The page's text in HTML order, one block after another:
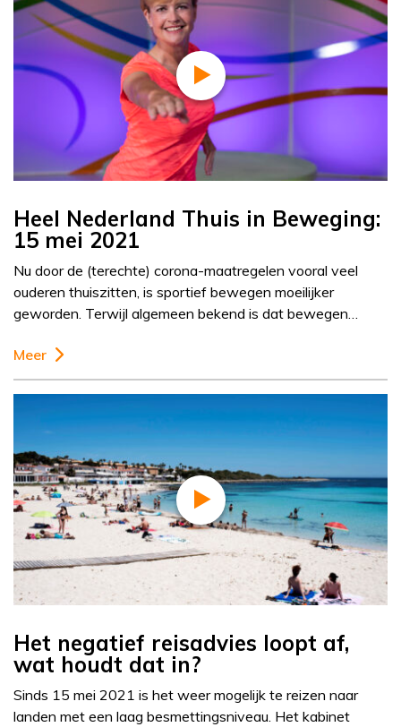
Heel Nederland Thuis in Beweging:
15 mei 2021
Nu door de (terechte) corona-maatregelen vooral veel
ouderen thuiszitten, is sportief bewegen moeilijker
geworden. Terwijl algemeen bekend is dat bewegen…
Meer
Het negatief reisadvies loopt af,
wat houdt dat in?
Sinds 15 mei 2021 is het weer mogelijk te reizen naar
landen met een laag besmettingsniveau. Het kabinet